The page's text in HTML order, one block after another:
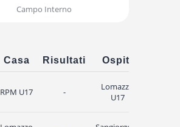
Campo Interno
Casa Risultati Ospiti
RPM U17 -
Lomazzo
U17